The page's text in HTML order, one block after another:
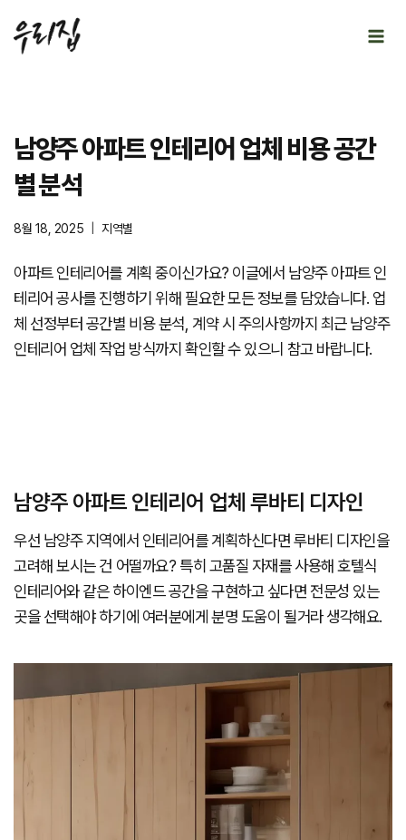
남양주 아파트 인테리어 업체 비용 공간
별 분석
8월 18, 2025 지역별
아파트 인테리어를 계획 중이신가요? 이글에서 남양주 아파트 인
테리어 공사를 진행하기 위해 필요한 모든 정보를 담았습니다. 업
체 선정부터 공간별 비용 분석, 계약 시 주의사항까지 최근 남양주
인테리어 업체 작업 방식까지 확인할 수 있으니 참고 바랍니다.
남양주 아파트 인테리어 업체 루바티 디자인
우선 남양주 지역에서 인테리어를 계획하신다면 루바티 디자인을
고려해 보시는 건 어떨까요? 특히 고품질 자재를 사용해 호텔식
인테리어와 같은 하이엔드 공간을 구현하고 싶다면 전문성 있는
곳을 선택해야 하기에 여러분에게 분명 도움이 될거라 생각해요.